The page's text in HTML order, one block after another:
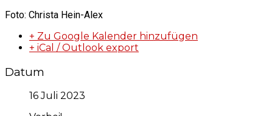
Foto: Christa Hein-Alex
+ Zu Google Kalender hinzufügen
+ iCal / Outlook export
Datum
16 Juli 2023